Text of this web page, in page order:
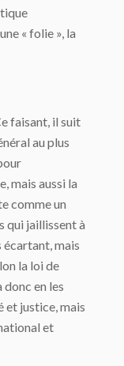
« folie », la
faisant, il suit
au plus
mais aussi la
comme un
qui jaillissent à
écartant, mais
la loi de
donc en les
et justice, mais
et